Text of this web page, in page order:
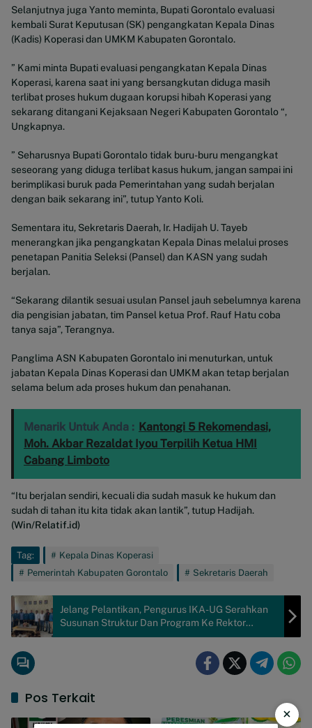
Selanjutnya juga Yanto meminta, Bupati Gorontalo evaluasi
kembali Surat Keputusan (SK) pengangkatan Kepala Dinas
(Kadis) Koperasi dan UMKM Kabupaten Gorontalo.
” Kami minta Bupati evaluasi pengangkatan Kepala Dinas
Koperasi, karena saat ini yang bersangkutan diduga masih
terlibat proses hukum dugaan korupsi hibah Koperasi yang
sekarang ditangani Kejaksaan Negeri Kabupaten Gorontalo “,
Ungkapnya.
” Seharusnya Bupati Gorontalo tidak buru-buru mengangkat
seseorang yang diduga terlibat kasus hukum, jangan sampai ini
berimplikasi buruk pada Pemerintahan yang sudah berjalan
dengan baik sekarang ini”, tutup Yanto Koli.
Sementara itu, Sekretaris Daerah, Ir. Hadijah U. Tayeb
menerangkan jika pengangkatan Kepala Dinas melalui proses
penetapan Panitia Seleksi (Pansel) dan KASN yang sudah
berjalan.
“Sekarang dilantik sesuai usulan Pansel jauh sebelumnya karena
dia pengisian jabatan, tim Pansel ketua Prof. Rauf Hatu coba
tanya saja”, Terangnya.
Panglima ASN Kabupaten Gorontalo ini menuturkan, untuk
jabatan Kepala Dinas Koperasi dan UMKM akan tetap berjalan
selama belum ada proses hukum dan penahanan.
Menarik Untuk Anda : Kantongi 5 Rekomendasi,
Moh. Akbar Rezaldat Iyou Terpilih Ketua HMI
Cabang Limboto
“Itu berjalan sendiri, kecuali dia sudah masuk ke hukum dan
sudah di tahan itu kita tidak akan lantik”, tutup Hadijah.
(Win/Relatif.id)
Tag:
Kepala Dinas Koperasi
Pemerintah Kabupaten Gorontalo
Sekretaris Daerah
Jelang Pelantikan, Pengurus IKA-UG Serahkan
Susunan Struktur Dan Program Ke Rektor
Universitas Gorontalo
Pos Terkait
×